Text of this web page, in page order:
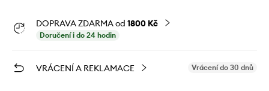
DOPRAVA ZDARMA od 1800 Kč
Doručení i do 24 hodin
VRÁCENÍ A REKLAMACE Vrácení do 30 dnů